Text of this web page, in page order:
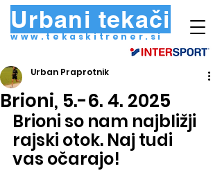
Urbani tekači
www.tekaskitrener.si
Brioni, 5.-6. 4. 2025
Urban Praprotnik
Brioni so nam najbližji
rajski otok. Naj tudi
vas očarajo!